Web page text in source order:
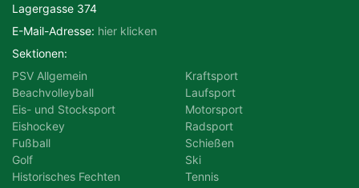
Lagergasse 374
E-Mail-Adresse: hier klicken
Sektionen:
PSV Allgemein
Beachvolleyball
Eis- und Stocksport
Eishockey
Fußball
Golf
Historisches Fechten
Kraftsport
Laufsport
Motorsport
Radsport
Schießen
Ski
Tennis